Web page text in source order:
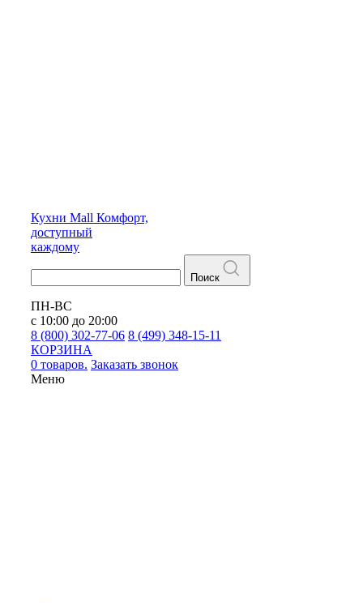
Кухни Mall Комфорт,
доступный
каждому
Поиск
ПН-ВС
с 10:00 до 20:00
8 (800) 302-77-06 8 (499) 348-15-11
КОРЗИНА
0 товаров. Заказать звонок
Меню